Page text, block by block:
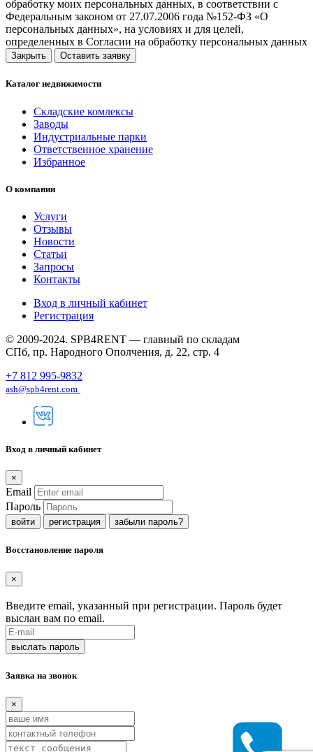
обработку моих персональных данных, в соответствии с
Федеральным законом от 27.07.2006 года №152-ФЗ «О
персональных данных», на условиях и для целей,
определенных в Согласии на обработку персональных данных
Закрыть Оставить заявку
Каталог недвижимости
Складские комлексы
Заводы
Индустриальные парки
Ответственное хранение
Избранное
О компании
Услуги
Отзывы
Новости
Статьи
Запросы
Контакты
Вход в личный кабинет
Регистрация
© 2009-2024. SPB4RENT — главный по складам
СПб, пр. Народного Ополчения, д. 22, стр. 4
+7 812 995-9832
ash@spb4rent.com
Вход в личный кабинет
×
Email
Пароль
регистрация забыли пароль?
Восстановление пароля
×
Введите email, указанный при регистрации. Пароль будет
выслан вам по email.
Заявка на звонок
×